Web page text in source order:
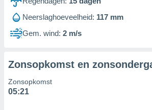
Neerslaghoeveelheid: 117 mm
Gem. wind: 2 m/s
Zonsopkomst en
Zonsopkomst
05:21